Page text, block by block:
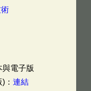
電子版
： 連結